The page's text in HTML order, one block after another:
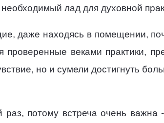
лад для духовной
даже находясь в помещении,
веками практики,
но и сумели достигнуть
потому встреча очень важна